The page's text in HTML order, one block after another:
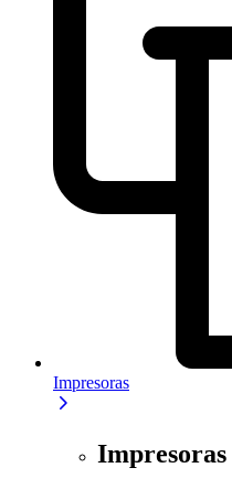
Impresoras
Impresoras